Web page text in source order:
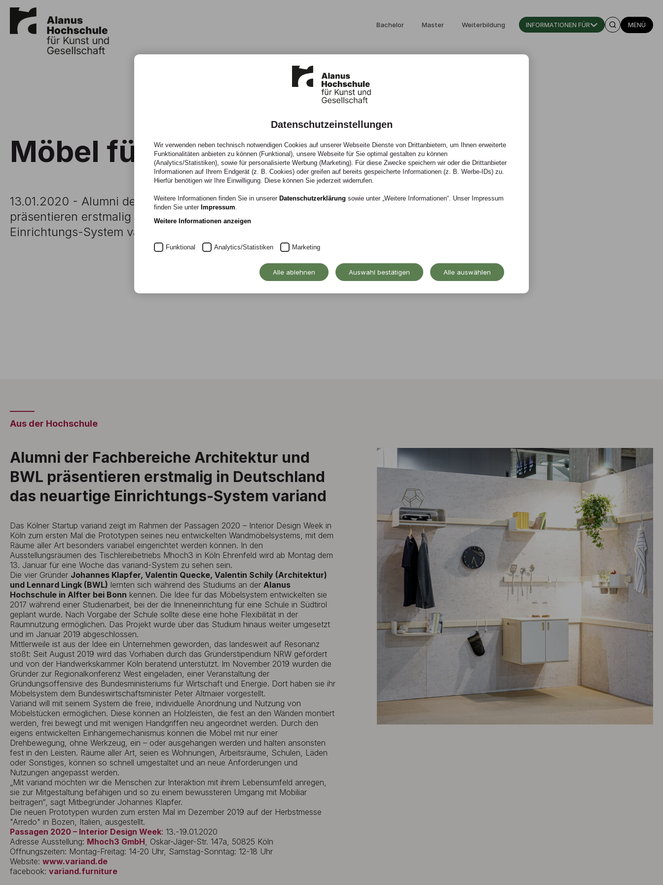
Bachelor Master Weiterbildung INFORMATIONEN FÜR MENÜ
Möbel für Wandel und Vielfalt
13.01.2020 - Alumni der Fachbereiche Architektur und BWL
präsentieren erstmalig in Deutschland das neuartige
Einrichtungs-System variand
Aus der Hochschule
Alumni der Fachbereiche Architektur und
BWL präsentieren erstmalig in Deutschland
das neuartige Einrichtungs-System variand
Das Kölner Startup variand zeigt im Rahmen der Passagen 2020 – Interior Design Week in
Köln zum ersten Mal die Prototypen seines neu entwickelten Wandmöbelsystems, mit dem
Räume aller Art besonders variabel eingerichtet werden können. In den
Ausstellungsräumen des Tischlereibetriebs Mhoch3 in Köln Ehrenfeld wird ab Montag dem
13. Januar für eine Woche das variand-System zu sehen sein.
Die vier Gründer Johannes Klapfer, Valentin Quecke, Valentin Schily (Architektur)
und Lennard Lingk (BWL) lernten sich während des Studiums an der Alanus
Hochschule in Alfter bei Bonn kennen. Die Idee für das Möbelsystem entwickelten sie
2017 während einer Studienarbeit, bei der die Inneneinrichtung für eine Schule in Südtirol
geplant wurde. Nach Vorgabe der Schule sollte diese eine hohe Flexibilität in der
Raumnutzung ermöglichen. Das Projekt wurde über das Studium hinaus weiter umgesetzt
und im Januar 2019 abgeschlossen.
Mittlerweile ist aus der Idee ein Unternehmen geworden, das landesweit auf Resonanz
stößt: Seit August 2019 wird das Vorhaben durch das Gründerstipendium NRW gefördert
und von der Handwerkskammer Köln beratend unterstützt. Im November 2019 wurden die
Gründer zur Regionalkonferenz West eingeladen, einer Veranstaltung der
Gründungsoffensive des Bundesministeriums für Wirtschaft und Energie. Dort haben sie ihr
Möbelsystem dem Bundeswirtschaftsminister Peter Altmaier vorgestellt.
Variand will mit seinem System die freie, individuelle Anordnung und Nutzung von
Möbelstücken ermöglichen. Diese können an Holzleisten, die fest an den Wänden montiert
werden, frei bewegt und mit wenigen Handgriffen neu angeordnet werden. Durch den
eigens entwickelten Einhängemechanismus können die Möbel mit nur einer
Drehbewegung, ohne Werkzeug, ein – oder ausgehangen werden und halten ansonsten
fest in den Leisten. Räume aller Art, seien es Wohnungen, Arbeitsräume, Schulen, Läden
oder Sonstiges, können so schnell umgestaltet und an neue Anforderungen und
Nutzungen angepasst werden.
„Mit variand möchten wir die Menschen zur Interaktion mit ihrem Lebensumfeld anregen,
sie zur Mitgestaltung befähigen und so zu einem bewussteren Umgang mit Mobiliar
beitragen“, sagt Mitbegründer Johannes Klapfer.
Die neuen Prototypen wurden zum ersten Mal im Dezember 2019 auf der Herbstmesse
"Arredo" in Bozen, Italien, ausgestellt.
Passagen 2020 – Interior Design Week: 13.-19.01.2020
Adresse Ausstellung: Mhoch3 GmbH, Oskar-Jäger-Str. 147a, 50825 Köln
Öffnungszeiten: Montag-Freitag: 14-20 Uhr, Samstag-Sonntag: 12-18 Uhr
Website: www.variand.de
facebook: variand.furniture
Datenschutzeinstellungen
Wir verwenden neben technisch notwendigen Cookies auf unserer Webseite Dienste von Drittanbietern, um Ihnen erweiterte
Funktionalitäten anbieten zu können (Funktional), unsere Webseite für Sie optimal gestalten zu können
(Analytics/Statistiken), sowie für personalisierte Werbung (Marketing). Für diese Zwecke speichern wir oder die Drittanbieter
Informationen auf Ihrem Endgerät (z. B. Cookies) oder greifen auf bereits gespeicherte Informationen (z. B. Werbe-IDs) zu.
Hierfür benötigen wir Ihre Einwilligung. Diese können Sie jederzeit widerrufen.
Weitere Informationen finden Sie in unserer Datenschutzerklärung sowie unter „Weitere Informationen“. Unser Impressum
finden Sie unter Impressum.
Weitere Informationen anzeigen
Funktional Analytics/Statistiken Marketing
Alle ablehnen Auswahl bestätigen Alle auswählen